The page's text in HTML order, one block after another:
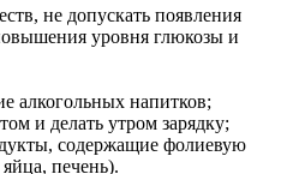
не допускать появления
уровня глюкозы и
алкогольных напитков;
и делать утром зарядку;
содержащие фолиевую
печень).